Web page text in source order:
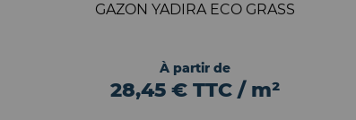
GAZON YADIRA ECO GRASS
À partir de
28,45 € TTC / m²